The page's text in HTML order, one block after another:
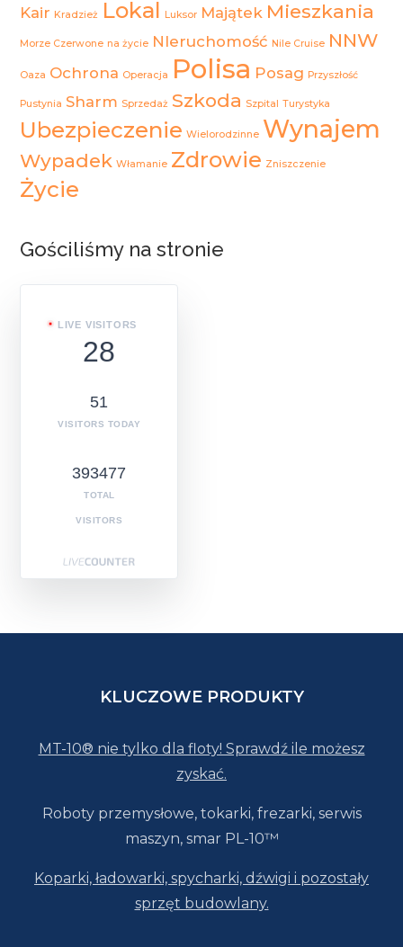
Kair Kradzież Lokal Luksor Majątek Mieszkania
Morze Czerwone na życie NIeruchomość Nile Cruise NNW
Oaza Ochrona Operacja Polisa Posag Przyszłość
Pustynia Sharm Sprzedaż Szkoda Szpital Turystyka
Ubezpieczenie Wielorodzinne Wynajem
Wypadek Włamanie Zdrowie Zniszczenie
Życie
Gościliśmy na stronie
LIVE VISITORS
28
51
VISITORS TODAY
393477
TOTAL
VISITORS
KLUCZOWE PRODUKTY
MT-10® nie tylko dla floty! Sprawdź ile możesz
zyskać.
Roboty przemysłowe, tokarki, frezarki, serwis
maszyn, smar PL-10™
Koparki, ładowarki, spycharki, dźwigi i pozostały
sprzęt budowlany.